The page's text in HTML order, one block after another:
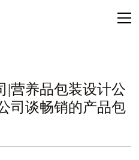
|营养品包装设计公
司谈畅销的产品包